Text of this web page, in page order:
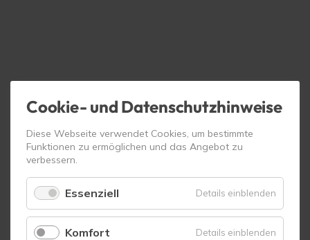
Cookie- und Datenschutzhinweise
Diese Webseite verwendet Cookies, um bestimmte
Funktionen zu ermöglichen und das Angebot zu
verbessern.
Essenziell Details einblenden
Komfort Details einblenden